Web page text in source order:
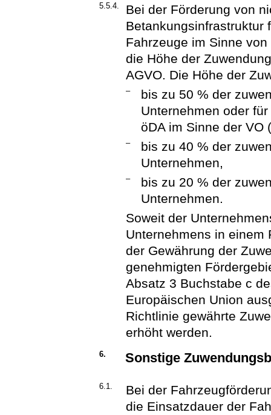
5.5.4.
Bei der Förderung von
Betankungsinfrastruktur
Fahrzeuge im Sinne
die Höhe der
AGVO. Die Höhe der
–
bis zu 50 % der
Unternehmen oder
öDA im Sinne der VO
–
bis zu 40 % der
Unternehmen,
–
bis zu 20 % der
Unternehmen.
Soweit der
Unternehmens in einem
der Gewährung der
genehmigten
Absatz 3 Buchstabe c
Europäischen Union
Richtlinie gewährte
erhöht werden.
6. Sonstige
6.1.
Bei der
die Einsatzdauer der